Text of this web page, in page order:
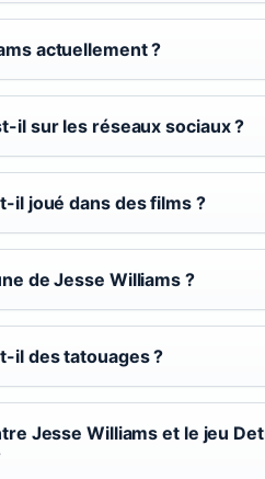
actuellement ?
il sur les réseaux sociaux ?
il joué dans des films ?
de Jesse Williams ?
il des tatouages ?
Jesse Williams et le jeu